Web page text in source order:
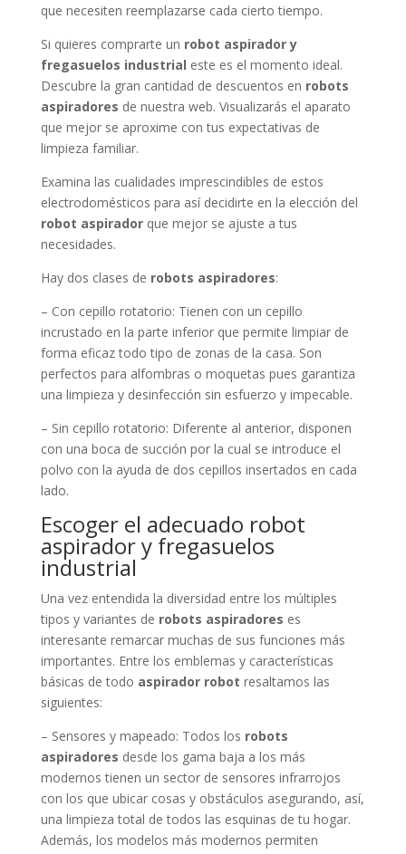
que necesiten reemplazarse cada cierto tiempo.
Si quieres comprarte un robot aspirador y
fregasuelos industrial este es el momento ideal.
Descubre la gran cantidad de descuentos en robots
aspiradores de nuestra web. Visualizarás el aparato
que mejor se aproxime con tus expectativas de
limpieza familiar.
Examina las cualidades imprescindibles de estos
electrodomésticos para así decidirte en la elección del
robot aspiradorque mejor se ajuste a tus
necesidades.
Hay dos clases de robots aspiradores:
– Con cepillo rotatorio: Tienen con un cepillo
incrustado en la parte inferior que permite limpiar de
forma eficaz todo tipo de zonas de la casa. Son
perfectos para alfombras o moquetas pues garantiza
una limpieza y desinfección sin esfuerzo y impecable.
– Sin cepillo rotatorio: Diferente al anterior, disponen
con una boca de succión por la cual se introduce el
polvo con la ayuda de dos cepillos insertados en cada
lado.
Escoger el adecuado robot
aspirador y fregasuelos
industrial
Una vez entendida la diversidad entre los múltiples
tipos y variantes de robots aspiradores es
interesante remarcar muchas de sus funciones más
importantes. Entre los emblemas y características
básicas de todo aspirador robot resaltamos las
siguientes:
– Sensores y mapeado: Todos los robots
aspiradores desde los gama baja a los más
modernos tienen un sector de sensores infrarrojos
con los que ubicar cosas y obstáculos asegurando, así,
una limpieza total de todos las esquinas de tu hogar.
Además, los modelos más modernos permiten